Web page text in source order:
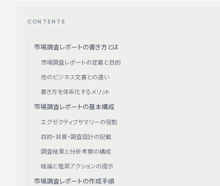
CONTENTS
市場調査レポートの書き方とは
市場調査レポートの定義と目的
他のビジネス文書との違い
書き方を体系化するメリット
市場調査レポートの基本構成
エグゼクティブサマリーの役割
目的・背景・調査設計の記載
調査結果と分析考察の構成
結論と推奨アクションの提示
市場調査レポートの作成手順